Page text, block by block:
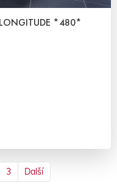
*480*
3 Další